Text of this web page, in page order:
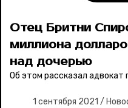
Соцсети
Отец Бритни
миллиона
над дочерью
Об этом рассказал адвокат
1 сентября 2021 /